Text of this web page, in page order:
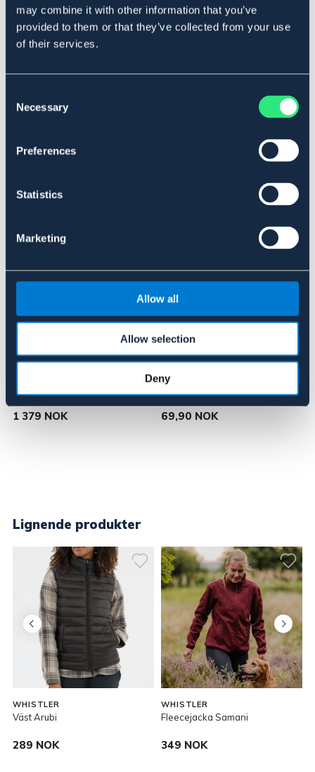
may combine it with other information that you’ve
provided to them or that they’ve collected from your use
of their services.
Selection
Necessary
Preferences
Statistics
Marketing
Allow all
Allow selection
Deny
Se lager i butikk
Related products
1 379 NOK
WEARITE
Voks 100 g
69,90 NOK
Lignende produkter
WHISTLER
Väst Arubi
289 NOK
WHISTLER
Fleecejacka Samani
349 NOK